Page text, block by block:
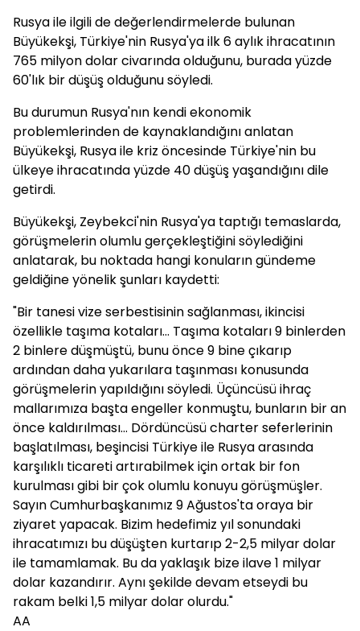
Rusya ile ilgili de değerlendirmelerde bulunan
Büyükekşi, Türkiye'nin Rusya'ya ilk 6 aylık ihracatının
765 milyon dolar civarında olduğunu, burada yüzde
60'lık bir düşüş olduğunu söyledi.
Bu durumun Rusya'nın kendi ekonomik
problemlerinden de kaynaklandığını anlatan
Büyükekşi, Rusya ile kriz öncesinde Türkiye'nin bu
ülkeye ihracatında yüzde 40 düşüş yaşandığını dile
getirdi.
Büyükekşi, Zeybekci'nin Rusya'ya taptığı temaslarda,
görüşmelerin olumlu gerçekleştiğini söylediğini
anlatarak, bu noktada hangi konuların gündeme
geldiğine yönelik şunları kaydetti:
"Bir tanesi vize serbestisinin sağlanması, ikincisi
özellikle taşıma kotaları... Taşıma kotaları 9 binlerden
2 binlere düşmüştü, bunu önce 9 bine çıkarıp
ardından daha yukarılara taşınması konusunda
görüşmelerin yapıldığını söyledi. Üçüncüsü ihraç
mallarımıza başta engeller konmuştu, bunların bir an
önce kaldırılması... Dördüncüsü charter seferlerinin
başlatılması, beşincisi Türkiye ile Rusya arasında
karşılıklı ticareti artırabilmek için ortak bir fon
kurulması gibi bir çok olumlu konuyu görüşmüşler.
Sayın Cumhurbaşkanımız 9 Ağustos'ta oraya bir
ziyaret yapacak. Bizim hedefimiz yıl sonundaki
ihracatımızı bu düşüşten kurtarıp 2-2,5 milyar dolar
ile tamamlamak. Bu da yaklaşık bize ilave 1 milyar
dolar kazandırır. Aynı şekilde devam etseydi bu
rakam belki 1,5 milyar dolar olurdu."
AA